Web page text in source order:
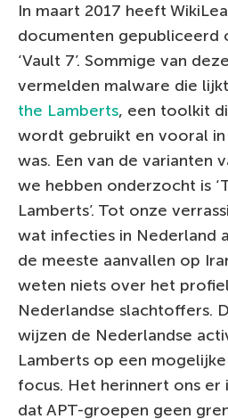
In maart 2017 heeft
documenten gepubliceerd
‘Vault 7’. Sommige van
vermelden malware die
the Lamberts, een toolkit
wordt gebruikt en vooral in
was. Een van de varianten
we hebben onderzocht is
Lamberts’. Tot onze
wat infecties in Nederland
de meeste aanvallen op
weten niets over het
Nederlandse slachtoffers.
wijzen de Nederlandse
Lamberts op een
focus. Het herinnert ons er
dat APT-groepen geen